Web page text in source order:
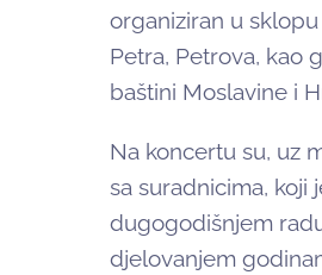
organiziran u
Petra, Petrova, kao
baštini Moslavine i
Na koncertu su, uz
sa suradnicima, koji
dugogodišnjem
djelovanjem